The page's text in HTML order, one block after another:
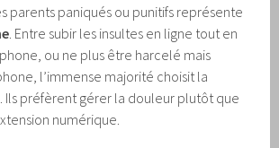
parents paniqués ou punitifs représente
. Entre subir les insultes en ligne tout en
ou ne plus être harcelé mais
l’immense majorité choisit la
Ils préfèrent gérer la douleur plutôt que
numérique.